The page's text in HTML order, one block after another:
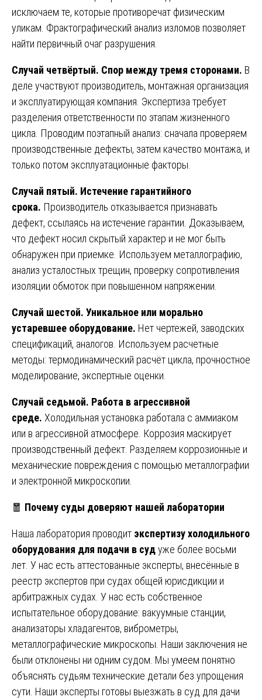
исключаем те, которые противоречат физическим
уликам. Фрактографический анализ изломов позволяет
найти первичный очаг разрушения.
Случай четвёртый. Спор между тремя сторонами. В
деле участвуют производитель, монтажная организация
и эксплуатирующая компания. Экспертиза требует
разделения ответственности по этапам жизненного
цикла. Проводим поэтапный анализ: сначала проверяем
производственные дефекты, затем качество монтажа, и
только потом эксплуатационные факторы.
Случай пятый. Истечение гарантийного
срока. Производитель отказывается признавать
дефект, ссылаясь на истечение гарантии. Доказываем,
что дефект носил скрытый характер и не мог быть
обнаружен при приемке. Используем металлографию,
анализ усталостных трещин, проверку сопротивления
изоляции обмоток при повышенном напряжении.
Случай шестой. Уникальное или морально
устаревшее оборудование. Нет чертежей, заводских
спецификаций, аналогов. Используем расчетные
методы: термодинамический расчёт цикла, прочностное
моделирование, экспертные оценки.
Случай седьмой. Работа в агрессивной
среде. Холодильная установка работала с аммиаком
или в агрессивной атмосфере. Коррозия маскирует
производственный дефект. Разделяем коррозионные и
механические повреждения с помощью металлографии
и электронной микроскопии.
🧧 Почему суды доверяют нашей лаборатории
Наша лаборатория проводит экспертизу холодильного
оборудования для подачи в судуже более восьми
лет. У нас есть аттестованные эксперты, внесённые в
реестр экспертов при судах общей юрисдикции и
арбитражных судах. У нас есть собственное
испытательное оборудование: вакуумные станции,
анализаторы хладагентов, виброметры,
металлографические микроскопы. Наши заключения не
были отклонены ни одним судом. Мы умеем понятно
объяснять судьям технические детали без упрощения
сути. Наши эксперты готовы выезжать в суд для дачи